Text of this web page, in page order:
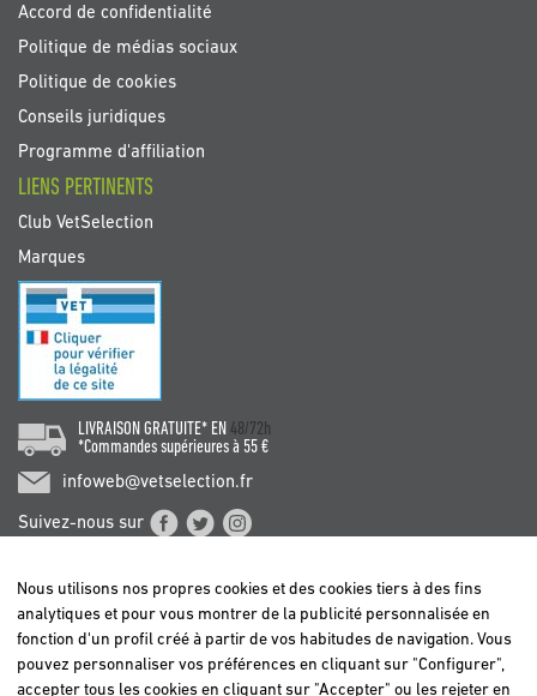
Accord de confidentialité
Politique de médias sociaux
Politique de cookies
Conseils juridiques
Programme d'affiliation
LIENS PERTINENTS
Club VetSelection
Marques
LIVRAISON GRATUITE* EN 48/72h
*Commandes supérieures à 55 €
infoweb@vetselection.fr
Suivez-nous sur
BELGIË / BELGIQUE
Nous utilisons nos propres cookies et des cookies tiers à des fins
analytiques et pour vous montrer de la publicité personnalisée en
fonction d'un profil créé à partir de vos habitudes de navigation. Vous
pouvez personnaliser vos préférences en cliquant sur "Configurer",
accepter tous les cookies en cliquant sur "Accepter" ou les rejeter en